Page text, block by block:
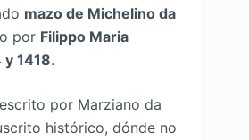
mazo de Michelino da
por Filippo Maria
y 1418.
por Marziano da
histórico, dónde no